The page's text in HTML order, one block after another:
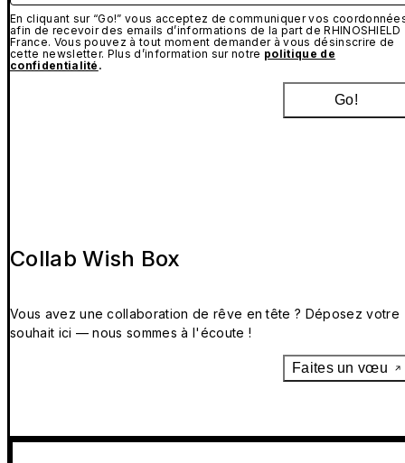
En cliquant sur “Go!” vous acceptez de communiquer vos
afin de recevoir des emails d’informations de la part de RHINOSHIELD
France. Vous pouvez à tout moment demander à vous désinscrire de
cette newsletter. Plus d’information sur notre politique de
confidentialité .
Go!
Collab Wish Box
Vous avez une collaboration de rêve en tête ? Déposez votre
souhait ici — nous sommes à l'écoute !
Faites un vœu